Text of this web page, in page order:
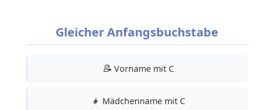
Gleicher Anfangsbuchstabe
📝 Vorname mit C
👧 Mädchenname mit C